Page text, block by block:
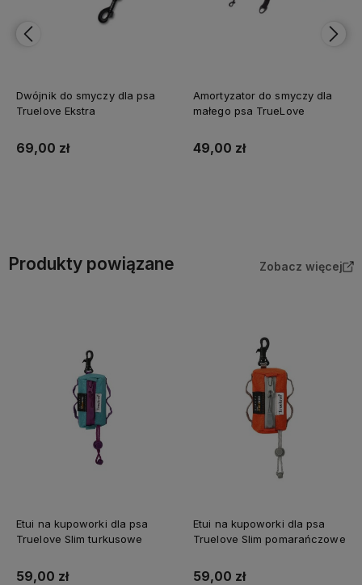
Dwójnik do smyczy dla psa
Truelove Ekstra
69,00 zł
Amortyzator do smyczy dla
małego psa TrueLove
49,00 zł
Produkty powiązane Zobacz więcej
Etui na kupoworki dla psa
Truelove Slim turkusowe
59,00 zł
Etui na kupoworki dla psa
Truelove Slim pomarańczowe
59,00 zł